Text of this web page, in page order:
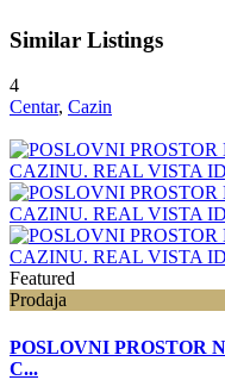
Similar Listings
4
Centar, Cazin
Featured
Prodaja
POSLOVNI PROSTOR
C...